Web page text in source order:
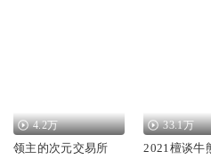
4.2万
领主的次元交易所
33.1万
2021檀谈牛